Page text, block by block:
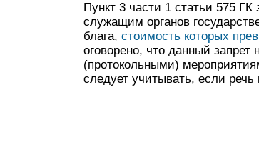
Пункт 3 части 1 статьи 575
служащим органов
блага, стоимость которых
оговорено, что данный
(протокольными)
следует учитывать, если